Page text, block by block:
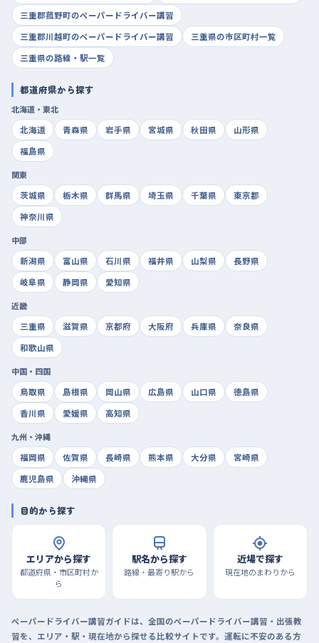
三重郡菰野町のペーパードライバー講習
三重郡川越町のペーパードライバー講習
三重県の市区町村一覧
三重県の路線・駅一覧
都道府県から探す
北海道・東北
北海道
青森県 岩手県 宮城県 秋田県
山形県
福島県
関東
茨城県
栃木県 群馬県 埼玉県 千葉県
東京都
神奈川県
中部
新潟県
富山県 石川県 福井県 山梨県
長野県
岐阜県
静岡県 愛知県
近畿
三重県
滋賀県 京都府 大阪府 兵庫県
奈良県
和歌山県
中国・四国
鳥取県
島根県 岡山県 広島県 山口県
徳島県
香川県
愛媛県 高知県
九州・沖縄
福岡県
佐賀県 長崎県 熊本県 大分県
宮崎県
鹿児島県
沖縄県
目的から探す
エリアから探す
都道府県・市区町村か
ら
駅名から探す
路線・最寄り駅から
近場で探す
現在地のまわりから
ペーパードライバー講習ガイドは、全国のペーパードライバー講習・出張教
習を、エリア・駅・現在地から探せる比較サイトです。運転に不安のある方